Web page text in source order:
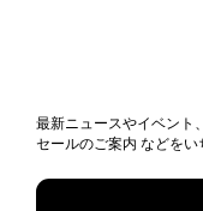
最新ニュースやイベント、
セールのご案内 などをい